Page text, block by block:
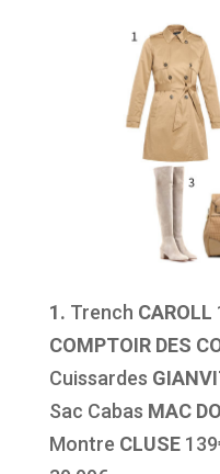
1. Trench CAROLL
COMPTOIR DES
Cuissardes
Sac Cabas MAC
Montre CLUSE